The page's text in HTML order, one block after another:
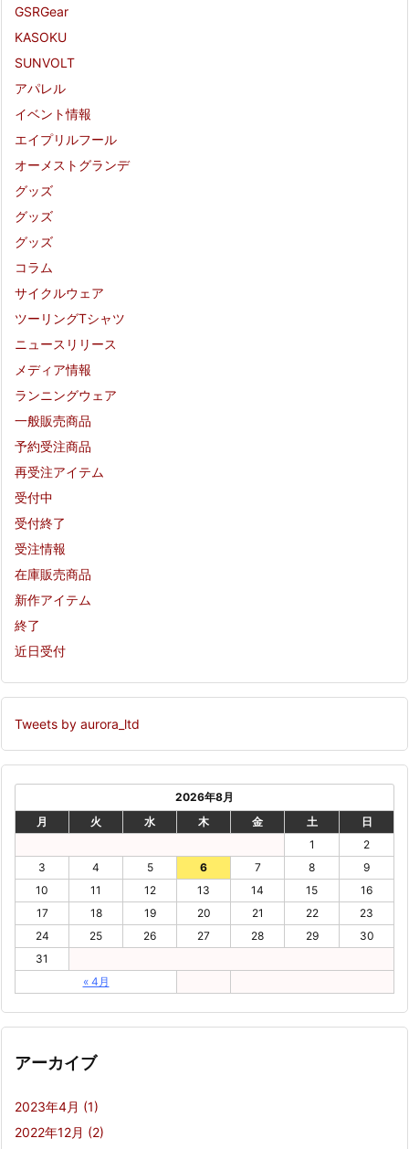
GSRGear
KASOKU
SUNVOLT
アパレル
イベント情報
エイプリルフール
オーメストグランデ
グッズ
グッズ
グッズ
コラム
サイクルウェア
ツーリングTシャツ
ニュースリリース
メディア情報
ランニングウェア
一般販売商品
予約受注商品
再受注アイテム
受付中
受付終了
受注情報
在庫販売商品
新作アイテム
終了
近日受付
Tweets by aurora_ltd
2026年8月
月
火 水 木 金 土 日
« 4月
1
2
3
4 5 6 7 8
9
10
11 12 13 14 15
16
17
18 19 20 21 22
23
24
25 26 27 28 29
30
31
アーカイブ
2023年4月 (1)
2022年12月 (2)